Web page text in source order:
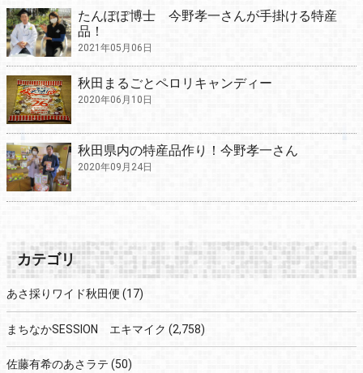
たんぽぽ博士 今野孝一さんが手掛ける特産
品！
2021年05月06日
秋田まるごとペロリキャンディー
2020年06月10日
秋田県内の特産品作り！今野孝一さん
2020年09月24日
カテゴリ
あさ採りワイド秋田便 (17)
まちなかSESSION エキマイク (2,758)
佐藤有希のあさラテ (50)